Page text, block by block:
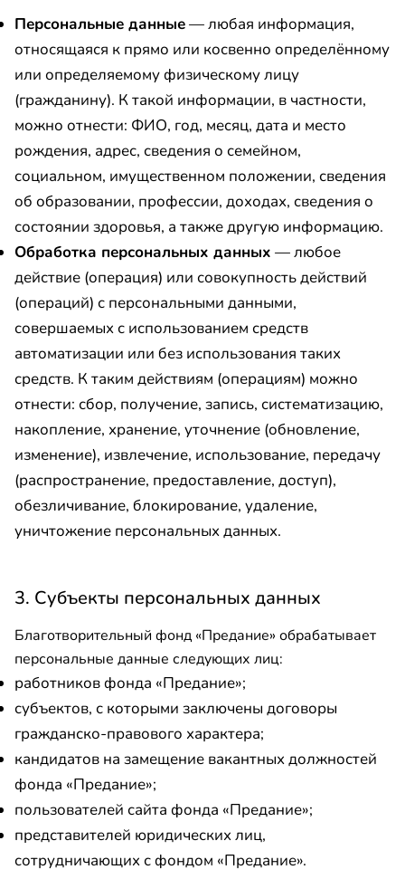
Персональные данные— любая информация,
относящаяся к прямо или косвенно определённому
или определяемому физическому лицу
(гражданину). К такой информации, в частности,
можно отнести: ФИО, год, месяц, дата и место
рождения, адрес, сведения о семейном,
социальном, имущественном положении, сведения
об образовании, профессии, доходах, сведения о
состоянии здоровья, а также другую информацию.
Обработка персональных данных — любое
действие (операция) или совокупность действий
(операций) с персональными данными,
совершаемых с использованием средств
автоматизации или без использования таких
средств. К таким действиям (операциям) можно
отнести: сбор, получение, запись, систематизацию,
накопление, хранение, уточнение (обновление,
изменение), извлечение, использование, передачу
(распространение, предоставление, доступ),
обезличивание, блокирование, удаление,
уничтожение персональных данных.
3. Субъекты персональных данных
Благотворительный фонд «Предание» обрабатывает
персональные данные следующих лиц:
работников фонда «Предание»;
субъектов, с которыми заключены договоры
гражданско-правового характера;
кандидатов на замещение вакантных должностей
фонда «Предание»;
пользователей сайта фонда «Предание»;
представителей юридических лиц,
сотрудничающих с фондом «Предание».